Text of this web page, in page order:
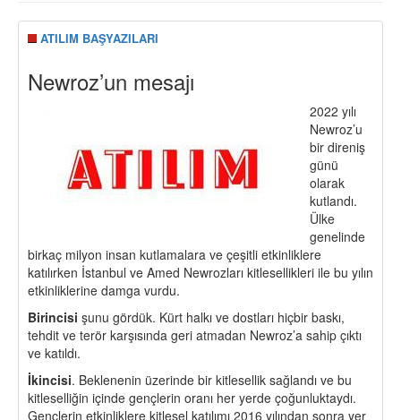
ATILIM BAŞYAZILARI
Newroz’un mesajı
2022 yılı
Newroz’u
bir direniş
günü
olarak
kutlandı.
Ülke
genelinde
birkaç milyon insan kutlamalara ve çeşitli etkinliklere
katılırken İstanbul ve Amed Newrozları kitlesellikleri ile bu yılın
etkinliklerine damga vurdu.
Birincisi şunu gördük. Kürt halkı ve dostları hiçbir baskı,
tehdit ve terör karşısında geri atmadan Newroz’a sahip çıktı
ve katıldı.
İkincisi. Beklenenin üzerinde bir kitlesellik sağlandı ve bu
kitleselliğin içinde gençlerin oranı her yerde çoğunluktaydı.
Gençlerin etkinliklere kitlesel katılımı 2016 yılından sonra yer